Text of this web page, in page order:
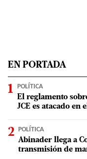
EN PORTADA
POLÍTICA
El reglamento
JCE es atacado
POLÍTICA
Abinader llega a
transmisión de